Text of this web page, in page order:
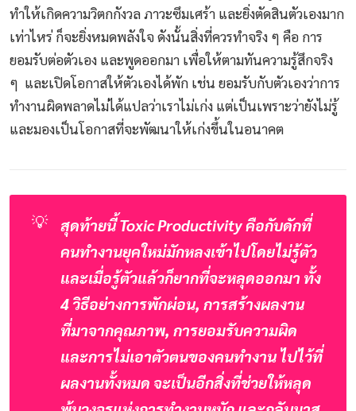
ทำให้เกิดความวิตกกังวล ภาวะซึมเศร้า และยิ่งตัดสินตัวเองมาก
เท่าไหร่ ก็จะยิ่งหมดพลังใจ ดังนั้นสิ่งที่ควรทำจริง ๆ คือ การ
ยอมรับต่อตัวเอง และพูดออกมา เพื่อให้ตามทันความรู้สึกจริง
ๆ และเปิดโอกาสให้ตัวเองได้พัก เช่น ยอมรับกับตัวเองว่าการ
ทำงานผิดพลาดไม่ได้แปลว่าเราไม่เก่ง แต่เป็นเพราะว่ายังไม่รู้
และมองเป็นโอกาสที่จะพัฒนาให้เก่งขึ้นในอนาคต
💡
สุดท้ายนี้ Toxic Productivity คือกับดักที่
คนทำงานยุคใหม่มักหลงเข้าไปโดยไม่รู้ตัว
และเมื่อรู้ตัวแล้วก็ยากที่จะหลุดออกมา ทั้ง
4 วิธีอย่างการพักผ่อน, การสร้างผลงาน
ที่มาจากคุณภาพ, การยอมรับความผิด
และการไม่เอาตัวตนของคนทำงาน ไปไว้ที่
ผลงานทั้งหมด จะเป็นอีกสิ่งที่ช่วยให้หลุด